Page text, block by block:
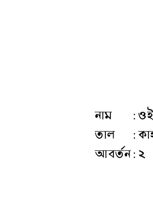
নাম :
তাল
:
আবর্তন: ২